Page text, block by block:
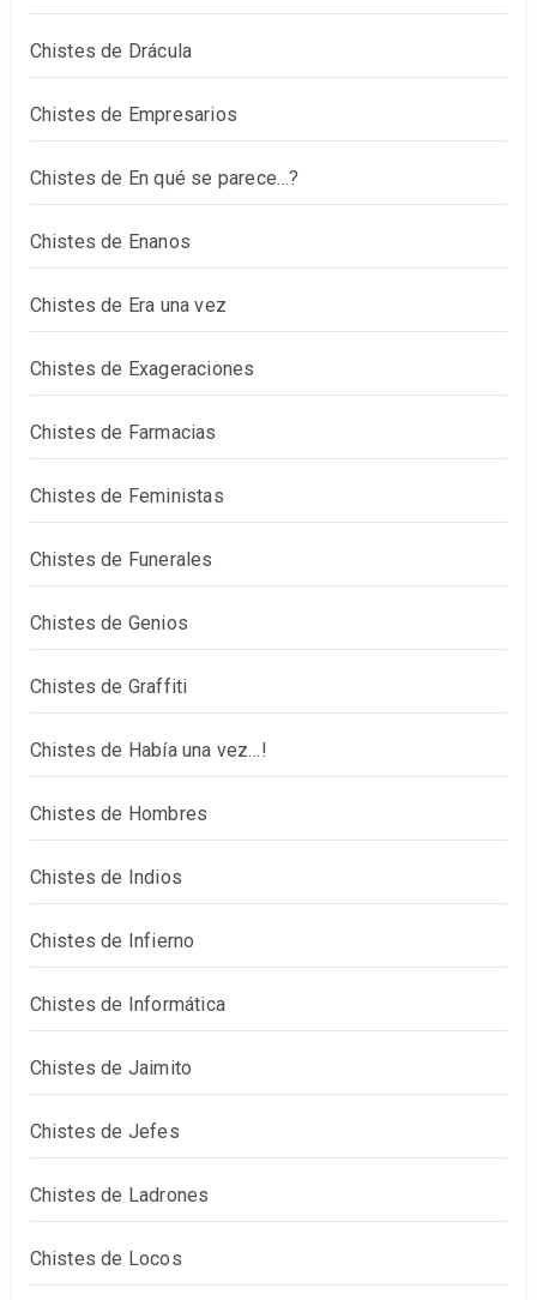
Chistes de Drácula
Chistes de Empresarios
Chistes de En qué se parece…?
Chistes de Enanos
Chistes de Era una vez
Chistes de Exageraciones
Chistes de Farmacias
Chistes de Feministas
Chistes de Funerales
Chistes de Genios
Chistes de Graffiti
Chistes de Había una vez…!
Chistes de Hombres
Chistes de Indios
Chistes de Infierno
Chistes de Informática
Chistes de Jaimito
Chistes de Jefes
Chistes de Ladrones
Chistes de Locos